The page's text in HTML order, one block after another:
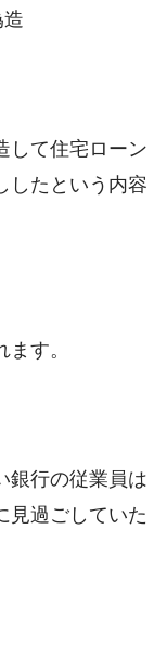
して住宅ローン
したという内容
す。
銀行の従業員は
見過ごしていた